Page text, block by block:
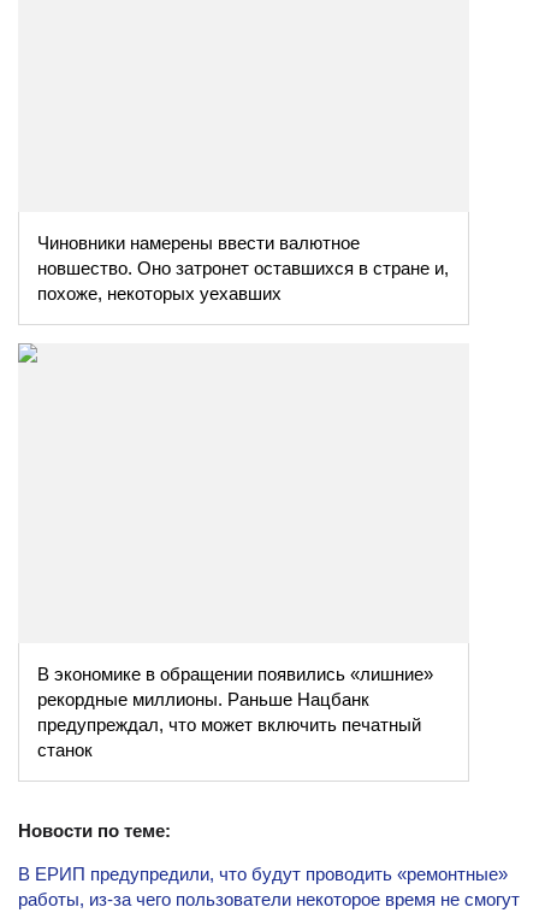
Чиновники намерены ввести валютное
новшество. Оно затронет оставшихся в стране и,
похоже, некоторых уехавших
В экономике в обращении появились «лишние»
рекордные миллионы. Раньше Нацбанк
предупреждал, что может включить печатный
станок
Новости по теме:
В ЕРИП предупредили, что будут проводить «ремонтные»
работы, из-за чего пользователи некоторое время не смогут